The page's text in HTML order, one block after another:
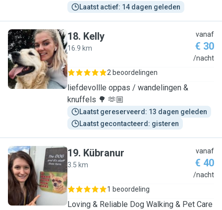
Laatst actief: 14 dagen geleden
K
18. Kelly
16.9 km
vanaf
€ 30
/nacht
2 beoordelingen
liefdevollle oppas / wandelingen &
knuffels 🌳 🫶🏼
Laatst gereserveerd: 13 dagen geleden
Laatst gecontacteerd: gisteren
K
19. Kübranur
3.5 km
vanaf
€ 40
/nacht
1 beoordeling
Loving & Reliable Dog Walking & Pet Care